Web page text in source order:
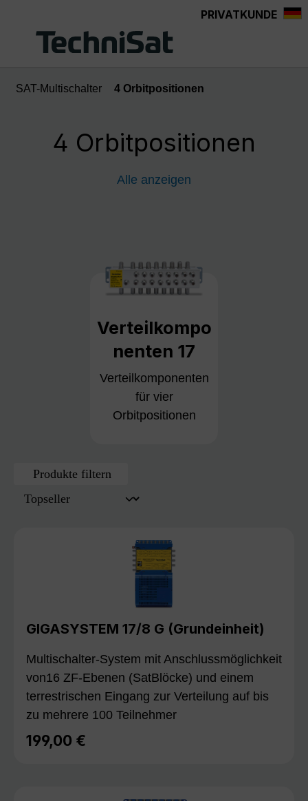
PRIVATKUNDE
SAT-Multischalter 4 Orbitpositionen
4 Orbitpositionen
Alle anzeigen
Verteilkompo
nenten 17
Verteilkomponenten
für vier
Orbitpositionen
Produkte filtern
GIGASYSTEM 17/8 G (Grundeinheit)
Multischalter-System mit Anschlussmöglichkeit
von16 ZF-Ebenen (SatBlöcke) und einem
terrestrischen Eingang zur Verteilung auf bis
zu mehrere 100 Teilnehmer
Regulärer Preis:
199,00 €